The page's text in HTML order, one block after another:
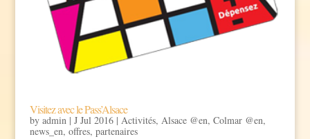
Visitez avec le Pass’Alsace
by admin| J Jul 2016| Activités, Alsace @en, Colmar @en,
news_en, offres, partenaires